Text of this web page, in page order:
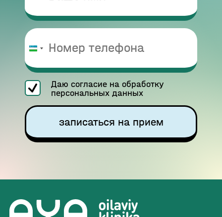
Узбекистан
Даю согласие на обработку
персональных данных
записаться на прием